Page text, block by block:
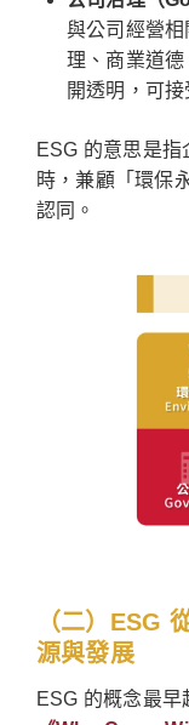
與公司經營
理、商業道
開透明，可接
ESG 的意思是指
時，兼顧「環保
認同。
（二）ESG
源與發展
ESG 的概念最